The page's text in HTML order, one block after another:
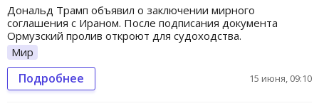
Дональд Трамп объявил о заключении мирного
соглашения с Ираном. После подписания документа
Ормузский пролив откроют для судоходства.
Мир
Подробнее 15 июня, 09:10